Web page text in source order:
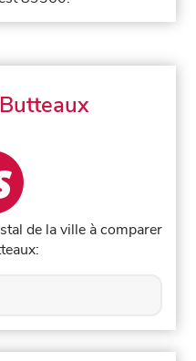
de la ville à comparer